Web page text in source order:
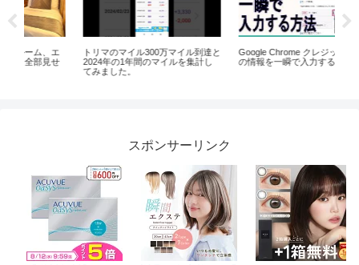
トリマのマイル300万マイル到達と
2024年の1年間のマイルを集計し
てみました。
Google Chrome クレジットカード
の情報を一瞬で入力する方法
スポンサーリンク